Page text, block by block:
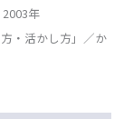
年
・活かし方」／か